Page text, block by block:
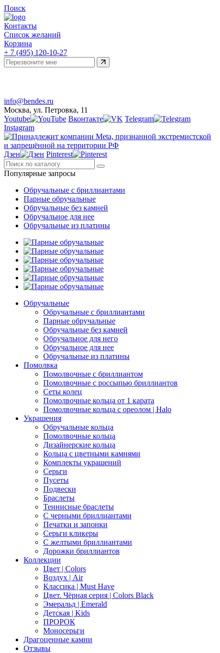
Поиск
Контакты
Список желаний
Корзина
+ 7 (495) 120-10-27
info@bendes.ru
Москва, ул. Петровка, 11
Youtube
Вконтакте
Telegram
Instagram
Дзен Pinterest
Популярные запросы
Обручальные с бриллиантами
Парные обручальные
Обручальные без камней
Обручальное для нее
Обручальные из платины
Обручальные
Обручальные с бриллиантами
Парные обручальные
Обручальные без камней
Обручальное для него
Обручальное для нее
Обручальные из платины
Помолвка
Помолвочные с бриллиантом
Помолвочные с россыпью бриллиантов
Сеты колец
Помолвочные кольца от 1 карата
Помолвочные кольца с ореолом | Halo
Украшения
Обручальные кольца
Помолвочные кольца
Дизайнерские кольца
Кольца с цветными камнями
Комплекты украшений
Серьги
Пусеты
Подвески
Браслеты
Теннисные браслеты
C черными бриллиантами
Печатки и запонки
Серьги кликеры
С желтыми бриллиантами
Дорожки бриллиантов
Коллекции
Цвет | Colors
Воздух | Air
Классика | Must Have
Цвет. Чёрная серия | Colors Black
Эмеральд | Emerald
Детская | Kids
ПРОРОК
Моносерьги
Драгоценные камни
Отзывы